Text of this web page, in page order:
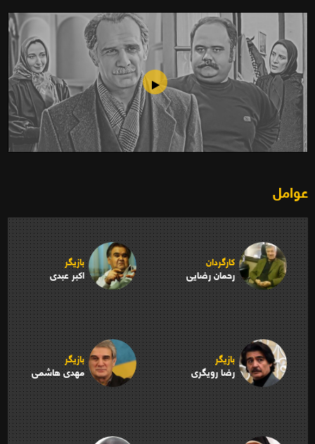
عوامل
کارگردان
رحمان رضایی
بازیگر
اکبر عبدی
بازیگر
رضا رویگری
بازیگر
مهدی هاشمی